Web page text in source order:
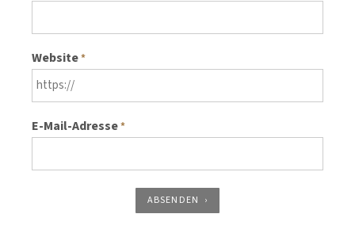
Website*
E-Mail-Adresse*
ABSENDEN